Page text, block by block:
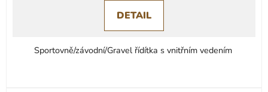
DETAIL
Sportovně/závodní/Gravel řídítka s vnitřním vedením